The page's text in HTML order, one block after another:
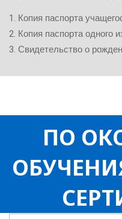
Копия паспорта
Копия паспорта одного
Свидетельство о
ПО